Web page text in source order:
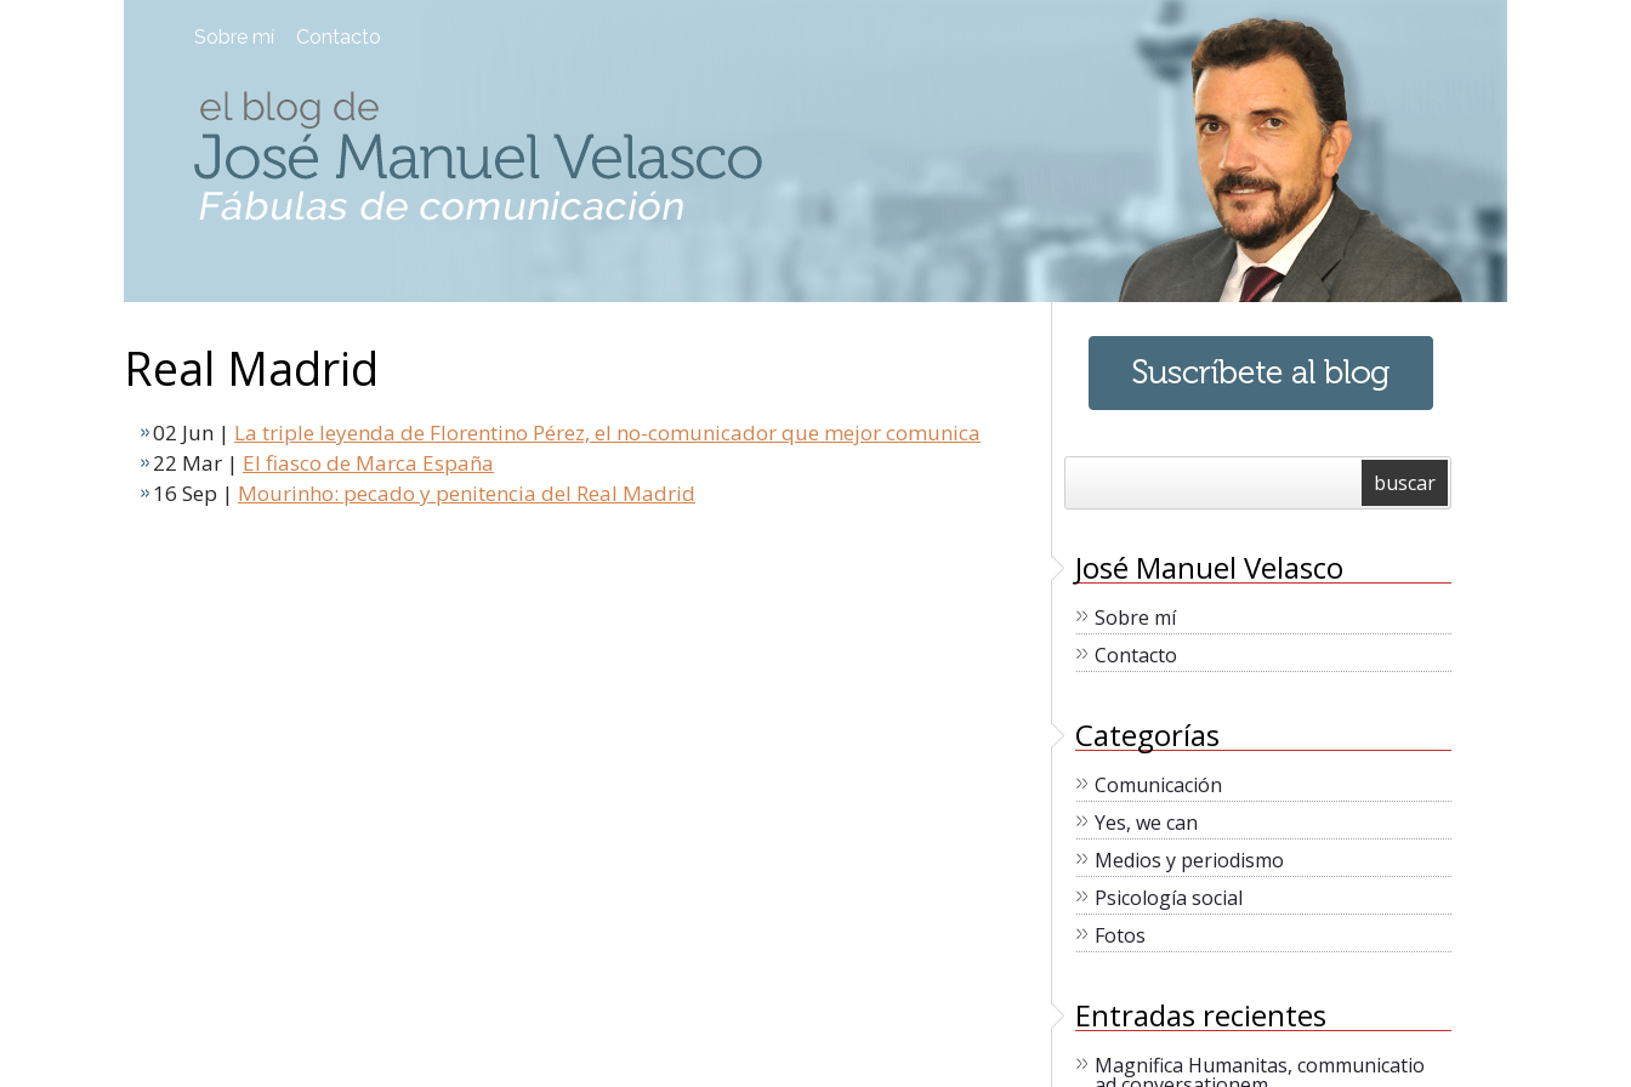
Sobre mí Contacto
Real Madrid
02 Jun | La triple leyenda de Florentino Pérez, el no-comunicador que mejor comunica
22 Mar | El fiasco de Marca España
16 Sep | Mourinho: pecado y penitencia del Real Madrid
José Manuel Velasco
Sobre mí
Contacto
Categorías
Comunicación
Yes, we can
Medios y periodismo
Psicología social
Fotos
Entradas recientes
Magnifica Humanitas, communicatio